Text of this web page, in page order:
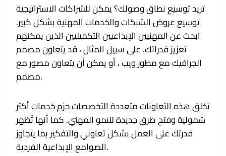
تريد توسيع نطاق وصولك؟ يمكن للشراكات الاستراتيجية
توسيع عروض الشبكات والخدمات المهنية بشكل كبير.
ابحث عن المهنيين الإبداعيين التكميليين الذين يمكنهم
تعزيز قدراتك. على سبيل المثال ، قد يتعاون مصمم
الجرافيك مع مطور ويب ، أو يمكن أن يتعاون مصور مع
مصمم.
تخلق هذه التعاونات متعددة التخصصات حزم خدمات أكثر
شمولية وفتح طرق جديدة للنمو المهني. كما أنها تُظهر
قدرتك على العمل بشكل تعاوني والتفكير بما يتجاوز
الصوامع الإبداعية الفردية.